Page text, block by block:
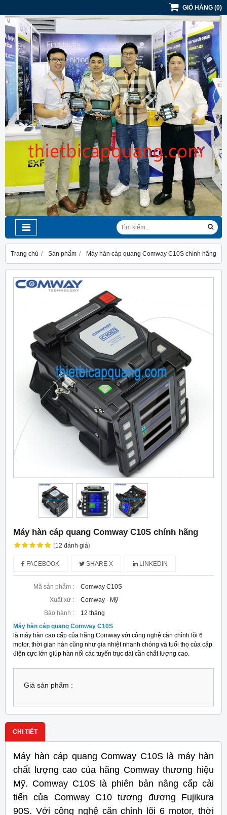
GIỎ HÀNG (0)
Trang chủ Sản phẩm Máy hàn cáp quang Comway C10S chính hãng
Máy hàn cáp quang Comway C10S chính hãng
(12 đánh giá)
FACEBOOK SHARE X LINKEDIN
Mã sản phẩm :
Comway C10S
Xuất xứ :
Comway - Mỹ
Bảo hành :
12 tháng
Máy hàn cáp quang Comway C10S
là máy hàn cao cấp của hãng Comway với công nghệ căn chỉnh lõi 6
motor, thời gian hàn cũng như gia nhiệt nhanh chóng và tuổi thọ của cặp
điện cực lớn giúp hàn nối các tuyến trục dài cần chất lượng cao.
Giá sản phẩm :
CHI TIẾT
Máy hàn cáp quang Comway C10S là máy hàn
chất lượng cao của hãng Comway thương hiệu
Mỹ. Comway C10S là phiên bản nâng cấp cải
tiến của Comway C10 tương đương Fujikura
90S. Với công nghệ căn chỉnh lõi 6 motor, thời